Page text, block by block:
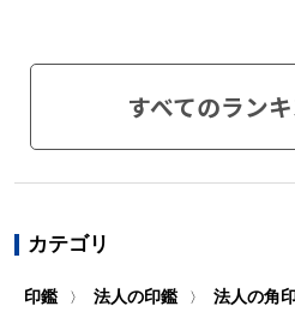
すべてのラン
カテゴリ
印鑑 〉 法人の印鑑 〉 法人の角